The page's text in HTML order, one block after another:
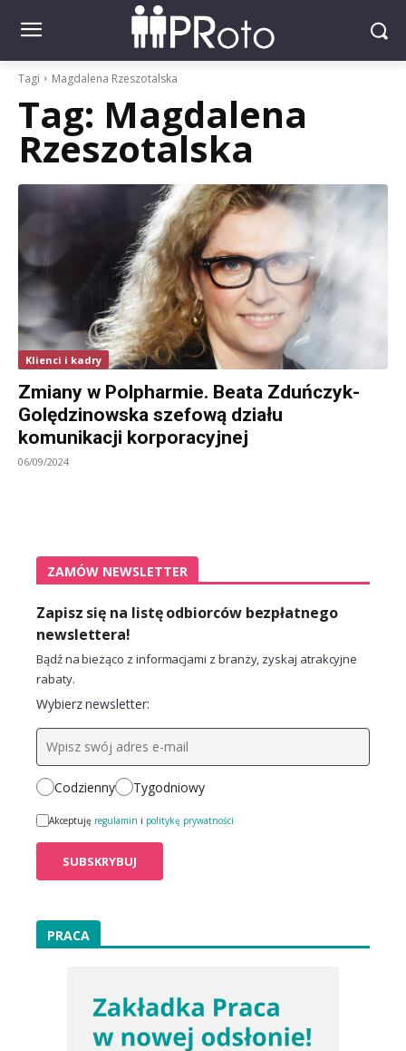
Tagi Magdalena Rzeszotalska
Tag: Magdalena
Rzeszotalska
Klienci i kadry
Zmiany w Polpharmie. Beata Zduńczyk-
Golędzinowska szefową działu
komunikacji korporacyjnej
06/09/2024
ZAMÓW NEWSLETTER
Zapisz się na listę odbiorców bezpłatnego
newslettera!
Bądź na bieżąco z informacjami z branży, zyskaj atrakcyjne
rabaty.
Wybierz newsletter:
Codzienny Tygodniowy
Akceptuję regulamin i politykę prywatności
PRACA